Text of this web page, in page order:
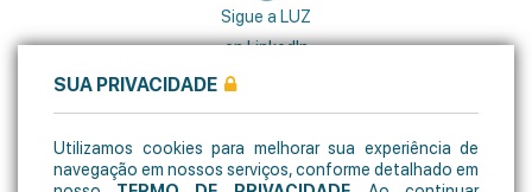
Sigue a LUZ
en LinkedIn
SUA PRIVACIDADE
Utilizamos cookies para melhorar sua experiência de
navegação em nossos serviços, conforme detalhado em